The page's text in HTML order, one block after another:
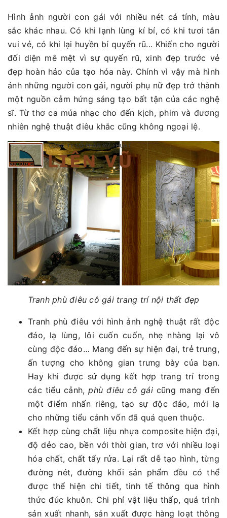
Hình ảnh người con gái với nhiều nét cá tính, màu
sắc khác nhau. Có khi lạnh lùng kí bí, có khi tươi tắn
vui vẻ, có khi lại huyền bí quyến rũ... Khiến cho người
đối diện mê mệt vì sự quyến rũ, xinh đẹp trước vẻ
đẹp hoàn hảo của tạo hóa này. Chính vì vậy mà hình
ảnh những người con gái, người phụ nữ đẹp trở thành
một nguồn cảm hứng sáng tạo bất tận của các nghệ
sĩ. Từ thơ ca múa nhạc cho đến kịch, phim và đương
nhiên nghệ thuật điêu khắc cũng không ngoại lệ.
Tranh phù điêu cô gái trang trí nội thất đẹp
Tranh phù điêu với hình ảnh nghệ thuật rất độc
đáo, lạ lùng, lôi cuốn cuốn, nhẹ nhàng lại vô
cùng độc đáo… Mang đến sự hiện đại, trẻ trung,
ấn tượng cho không gian trưng bày của bạn.
Hay khi được sử dụng kết hợp trang trí trong
các tiểu cảnh,phù điêu cô gáicũng mang đến
một điểm nhấn riêng, tạo sự độc đáo, mới lạ
cho những tiểu cảnh vốn đã quá quen thuộc.
Kết hợp cùng chất liệu nhựa composite hiện đại,
độ dẻo cao, bền với thời gian, trơ với nhiều loại
hóa chất, chất tẩy rửa. Lại rất dễ tạo hình, từng
đường nét, đường khối sản phẩm đều có thể
được thể hiện chi tiết, tinh tế thông qua hình
thức đúc khuôn. Chi phí vật liệu thấp, quá trình
sản xuất nhanh, sản xuất được hàng loạt thông